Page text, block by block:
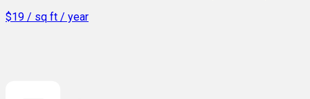
$19 / sq ft / year